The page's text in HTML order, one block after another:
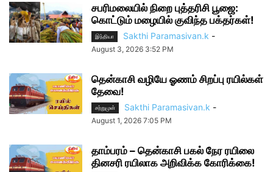
சபரிமலையில் நிறை புத்தரிசி பூஜை:
கொட்டும் மழையில் குவிந்த பக்தர்கள்!
இந்தியா Sakthi Paramasivan.k -
August 3, 2026 3:52 PM
தென்காசி வழியே ஓணம் சிறப்பு ரயில்கள்
தேவை!
சற்றுமுன் Sakthi Paramasivan.k -
August 1, 2026 7:05 PM
தாம்பரம் – தென்காசி பகல் நேர ரயிலை
தினசரி ரயிலாக அறிவிக்க கோரிக்கை!